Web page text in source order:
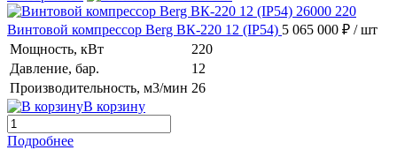
Винтовой компрессор Berg ВК-220 12 (IP54) 5 065 000 ₽ / шт
Мощность, кВт
220
Давление, бар.
12
Производительность, м3/мин 26
В корзину
Подробнее